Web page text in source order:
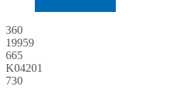
360
19959
665
K04201
730